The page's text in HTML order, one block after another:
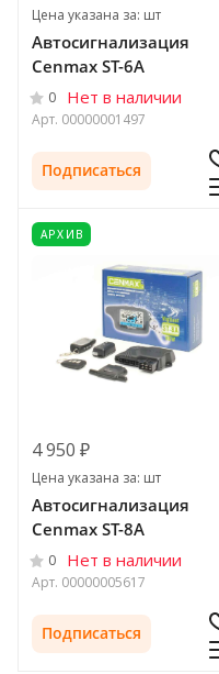
Цена указана за: шт
Автосигнализация
Cenmax ST-6A
0 Нет в наличии
Арт. 00000001497
Подписаться
АРХИВ
4 950 ₽
Цена указана за: шт
Автосигнализация
Cenmax ST-8A
0 Нет в наличии
Арт. 00000005617
Подписаться